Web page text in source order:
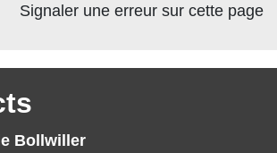
Signaler une erreur sur cette page
Bollwiller